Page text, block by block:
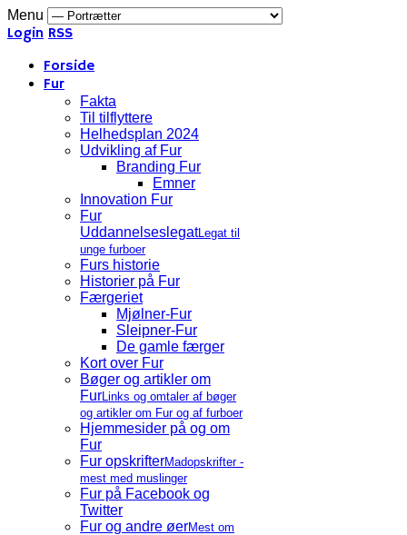
Menu
Login RSS
Forside
Fur
Fakta
Til tilflyttere
Helhedsplan 2024
Udvikling af Fur
Branding Fur
Emner
Innovation Fur
Fur
UddannelseslegatLegat til
unge furboer
Furs historie
Historier på Fur
Færgeriet
Mjølner-Fur
Sleipner-Fur
De gamle færger
Kort over Fur
Bøger og artikler om
FurLinks og omtaler af bøger
og artikler om Fur og af furboer
Hjemmesider på og om
Fur
Fur opskrifterMadopskrifter -
mest med muslinger
Fur på Facebook og
Twitter
Fur og andre øerMest om